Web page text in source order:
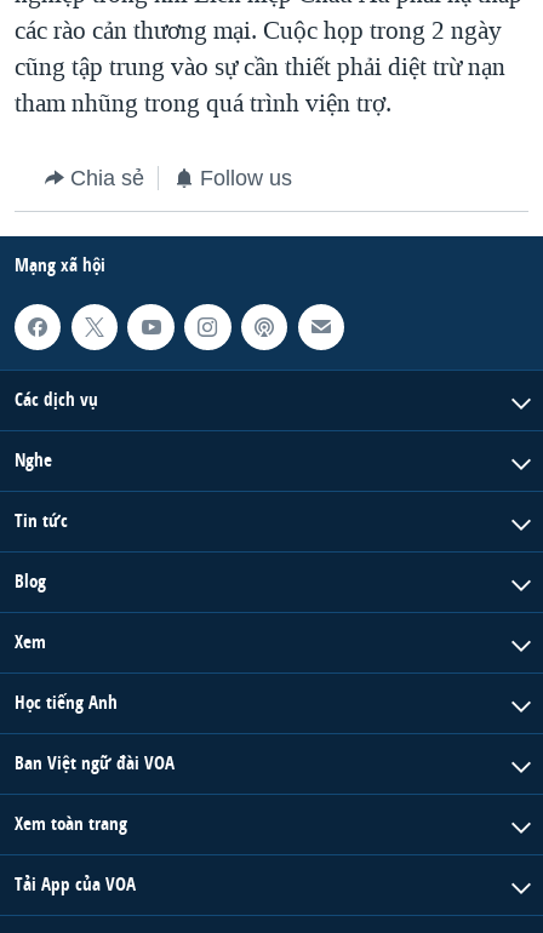
các rào cản thương mại. Cuộc họp trong 2 ngày
cũng tập trung vào sự cần thiết phải diệt trừ nạn
tham nhũng trong quá trình viện trợ.
Chia sẻ Follow us
Mạng xã hội
Các dịch vụ
Nghe
Tin tức
Blog
Xem
Học tiếng Anh
Ban Việt ngữ đài VOA
Xem toàn trang
Tải App của VOA